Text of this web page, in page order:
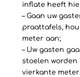
inflate heeft
– Gaan uw
praattafels,
meter aan;
– Uw gasten
stoelen worden
vierkante